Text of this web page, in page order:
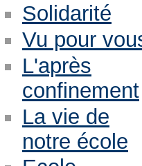
Solidarité
Vu pour
L'après
confinement
La vie de
notre école